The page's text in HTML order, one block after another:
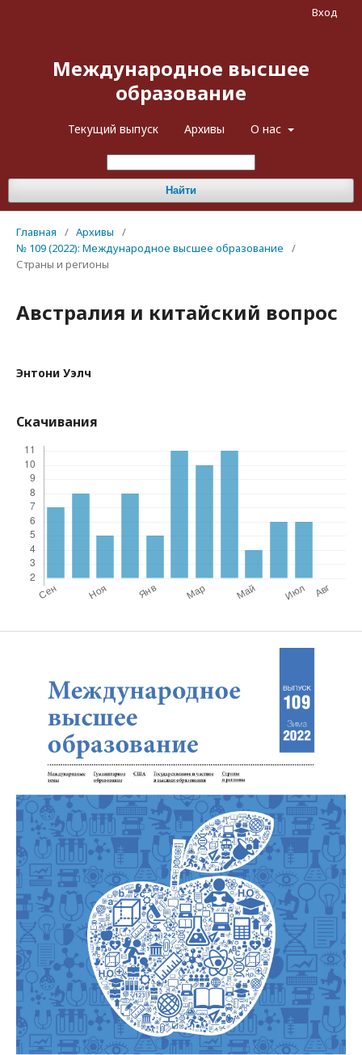
Международное высшее
образование
Текущий выпуск Архивы О нас
Найти
Вход
Главная / Архивы
/
№ 109 (2022): Международное высшее образование
/
Страны и регионы
Австралия и китайский вопрос
Энтони Уэлч
Скачивания